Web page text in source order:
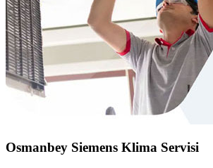
Osmanbey Siemens Klima Servisi